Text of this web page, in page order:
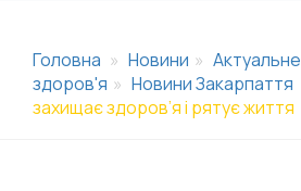
Головна Новини Актуальне
здоров'я
Новини Закарпаття
захищає здоров’я і рятує життя